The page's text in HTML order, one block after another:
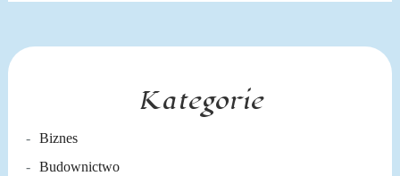
Kategorie
Biznes
Budownictwo